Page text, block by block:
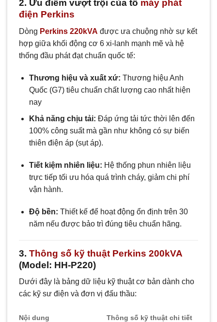
2. Ưu điểm vượt trội của tổ máy phát
điện Perkins
Dòng Perkins 220kVA được ưa chuộng nhờ sự kết
hợp giữa khối động cơ 6 xi-lanh mạnh mẽ và hệ
thống đầu phát đạt chuẩn quốc tế:
Thương hiệu và xuất xứ: Thương hiệu Anh
Quốc (G7) tiêu chuẩn chất lượng cao nhất hiện
nay
Khả năng chịu tải: Đáp ứng tải tức thời lên đến
100% công suất mà gần như không có sự biến
thiên điện áp (sụt áp).
Tiết kiệm nhiên liệu: Hệ thống phun nhiên liệu
trực tiếp tối ưu hóa quá trình cháy, giảm chi phí
vận hành.
Độ bền: Thiết kế để hoạt động ổn định trên 30
năm nếu được bảo trì đúng tiêu chuẩn hãng.
3. Thông số kỹ thuật Perkins 200kVA
(Model: HH-P220)
Dưới đây là bảng dữ liệu kỹ thuật cơ bản dành cho
các kỹ sư điện và đơn vị đấu thầu:
Nội dung Thông số kỹ thuật chi tiết